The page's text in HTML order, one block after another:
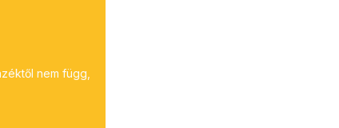
nem függ,